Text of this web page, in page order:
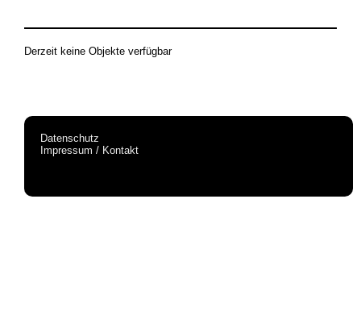
Derzeit keine Objekte verfügbar
Datenschutz
Impressum / Kontakt